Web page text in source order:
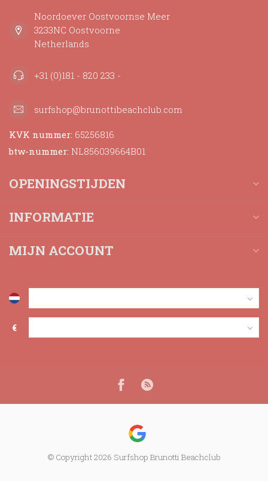
Noordoever Oostvoornse Meer
3233NC Oostvoorne
Netherlands
+31 (0)181 - 820 233 -
surfshop@brunottibeachclub.com
KVK nummer: 65256816
btw-nummer: NL856039664B01
OPENINGSTIJDEN
INFORMATIE
MIJN ACCOUNT
€
© Copyright 2026 Surfshop Brunotti Beachclub